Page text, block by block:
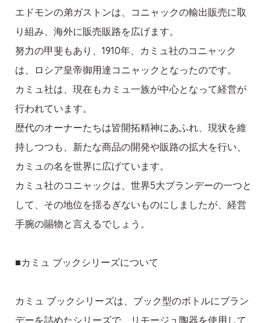
エドモンの弟ガストンは、コニャックの輸出販売に取
り組み、海外に販売販路を広げます。
努力の甲斐もあり、1910年、カミュ社のコニャック
は、ロシア皇帝御用達コニャックとなったのです。
カミュ社は、現在もカミュ一族が中心となって経営が
行われています。
歴代のオーナーたちは皆開拓精神にあふれ、現状を維
持しつつも、新たな商品の開発や販路の拡大を行い、
カミュの名を世界に広げています。
カミュ社のコニャックは、世界5大ブランデーの一つと
して、その地位を揺るぎないものにしましたが、経営
手腕の賜物と言えるでしょう。
■カミュ ブックシリーズについて
カミュ ブックシリーズは、ブック型のボトルにブラン
デーを詰めたシリーズで、リモージュ陶器を使用して